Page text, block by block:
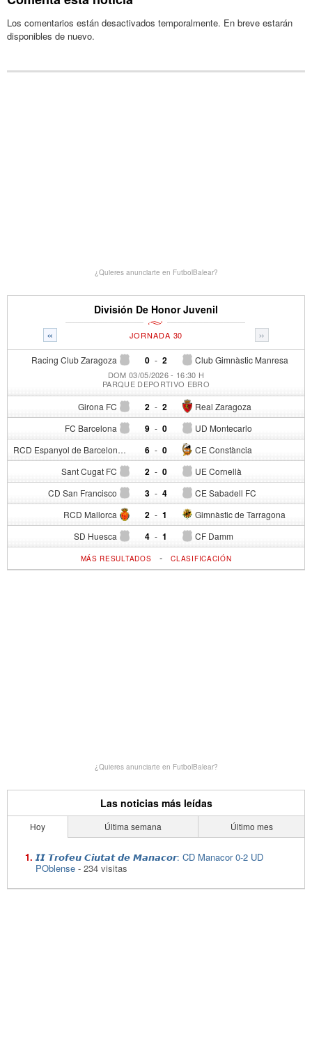
Los comentarios están desactivados temporalmente. En breve estarán
disponibles de nuevo.
¿Quieres anunciarte en FutbolBalear?
División De Honor Juvenil
« »
JORNADA 30
Racing Club Zaragoza 0 - Club Gimnàstic Manresa
2
DOM 03/05/2026 - 16:30 H
PARQUE DEPORTIVO EBRO
Girona FC 2 - Real Zaragoza
2
FC Barcelona 9 - UD Montecarlo
0
RCD Espanyol de Barcelona 6 - CE Constància
0
Sant Cugat FC 2 - UE Cornellà
0
CD San Francisco 3 - CE Sabadell FC
4
RCD Mallorca 2 - Gimnàstic de Tarragona
1
SD Huesca 4 - CF Damm
1
MÁS RESULTADOS -CLASIFICACIÓN
¿Quieres anunciarte en FutbolBalear?
Las noticias más leídas
Hoy Última semana Último mes
𝙄𝙄 𝙏𝙧𝙤𝙛𝙚𝙪 𝘾𝙞𝙪𝙩𝙖𝙩 𝙙𝙚 𝙈𝙖𝙣𝙖𝙘𝙤𝙧: CD Manacor 0-2 UD
POblense - 234 visitas